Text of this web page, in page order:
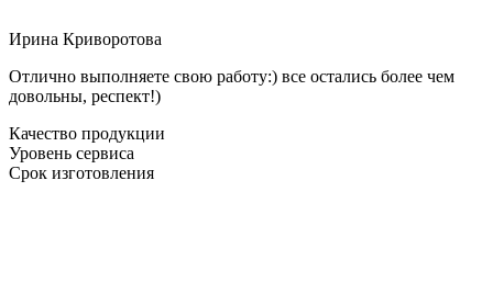
Ирина Криворотова
Отлично выполняете свою работу:) все остались более чем
довольны, респект!)
Качество продукции
Уровень сервиса
Срок изготовления